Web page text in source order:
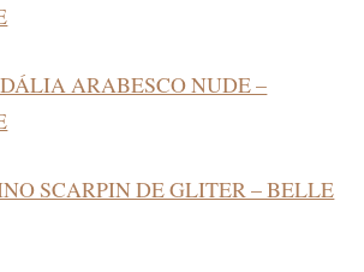
ARABESCO NUDE –
SCARPIN DE GLITER – BELLE